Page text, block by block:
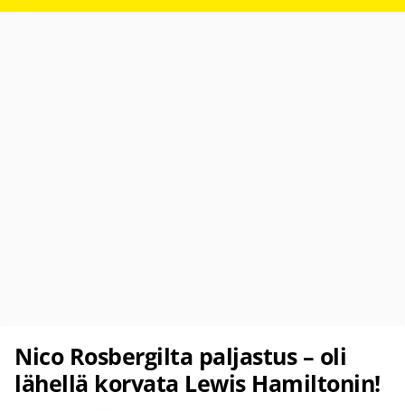
Nico Rosbergilta paljastus – oli
lähellä korvata Lewis Hamiltonin!